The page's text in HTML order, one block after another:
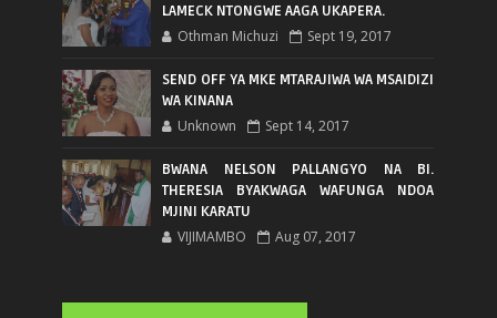
LAMECK NTONGWE AAGA UKAPERA.
Othman Michuzi Sept 19, 2017
SEND OFF YA MKE MTARAJIWA WA MSAIDIZI
WA KINANA
Unknown Sept 14, 2017
BWANA NELSON PALLANGYO NA BI.
THERESIA BYAKWAGA WAFUNGA NDOA
MJINI KARATU
VIJIMAMBO Aug 07, 2017